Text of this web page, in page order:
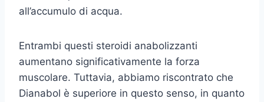
all’accumulo di acqua.
Entrambi questi steroidi anabolizzanti
aumentano significativamente la forza
muscolare. Tuttavia, abbiamo riscontrato che
Dianabol è superiore in questo senso, in quanto